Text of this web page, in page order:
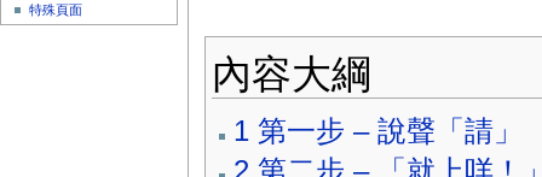
內容大綱
1 第一步 – 說聲「請」
2 第二步 – 「就上咩！
特殊頁面